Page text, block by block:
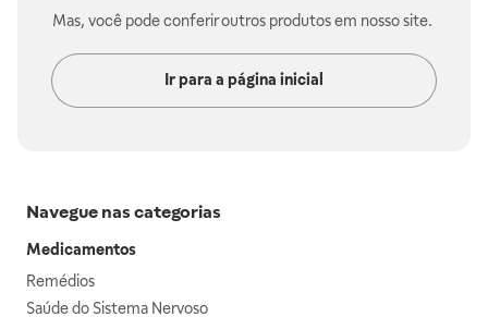
Mas, você pode conferir outros produtos em nosso site.
Ir para a página inicial
Navegue nas categorias
Medicamentos
Remédios
Saúde do Sistema Nervoso